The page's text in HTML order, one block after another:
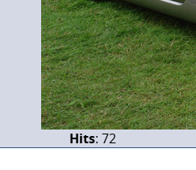
Hits: 72